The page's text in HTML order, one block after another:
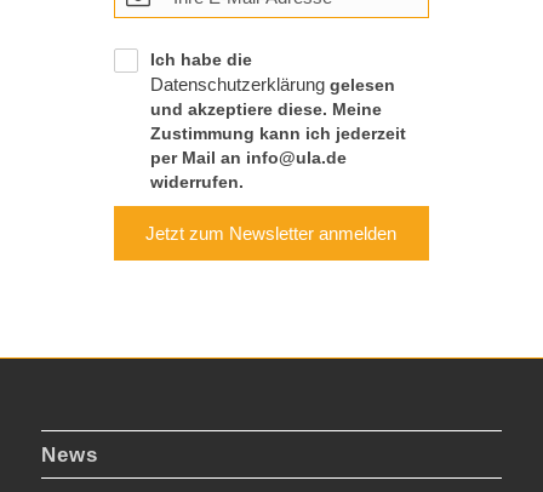
Jetzt zum Newsletter anmelden
Ich habe die
Datenschutzerklärung gelesen
und akzeptiere diese. Meine
Zustimmung kann ich jederzeit
per Mail an info@ula.de
widerrufen.
News